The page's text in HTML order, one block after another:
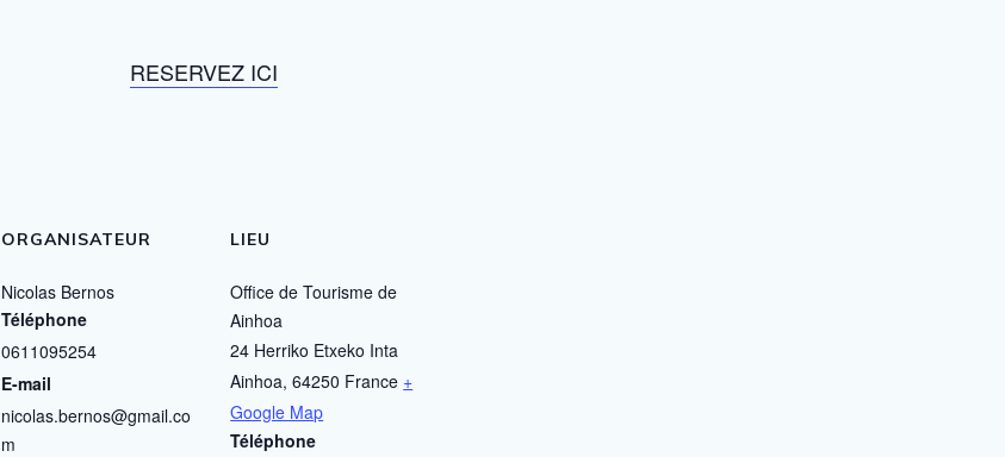
RESERVEZ ICI
ORGANISATEUR
Nicolas Bernos
Téléphone
0611095254
E-mail
nicolas.bernos@gmail.co
m
LIEU
Office de Tourisme de
Ainhoa
24 Herriko Etxeko Inta
Ainhoa, 64250 France +
Google Map
Téléphone